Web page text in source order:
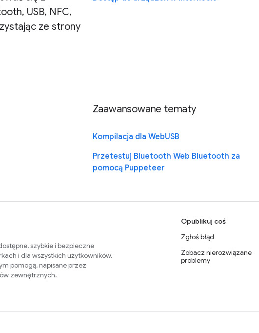
USB, NFC,
ze strony
Zaawansowane tematy
Kompilacja dla WebUSB
Przetestuj Bluetooth Web Bluetooth za
pomocą Puppeteer
szybkie i bezpieczne
i dla wszystkich użytkowników.
pomogą, napisane przez
zewnętrznych.
Opublikuj coś
Zgłoś błąd
Zobacz nierozwiązane
problemy